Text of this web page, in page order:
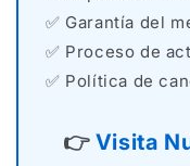
✅ Garantía del
✅ Proceso de
✅ Política de
👉 Visita